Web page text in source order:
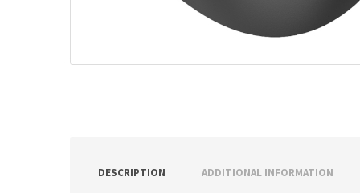
DESCRIPTION ADDITIONAL INFORMATION